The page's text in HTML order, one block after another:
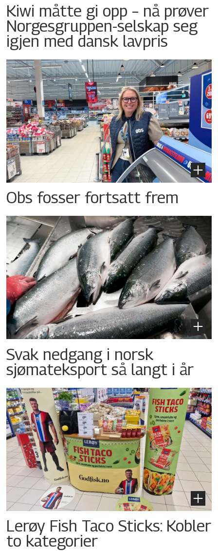
Kiwi måtte gi opp – nå prøver
Norgesgruppen-selskap seg
igjen med dansk lavpris
Obs fosser fortsatt frem
Svak nedgang i norsk
sjømateksport så langt i år
Lerøy Fish Taco Sticks: Kobler
to kategorier